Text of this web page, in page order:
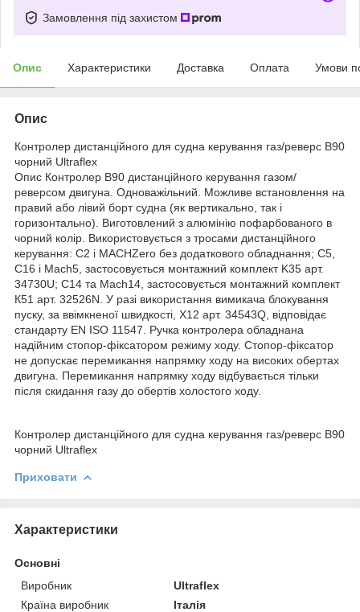
Замовлення під захистом
Опис Характеристики Доставка Оплата Умови
Опис
Контролер дистанційного для судна керування газ/реверс B90
чорний Ultraflex
Опис Контролер B90 дистанційного керування газом/
реверсом двигуна. Одноважільний. Можливе встановлення на
правий або лівий борт судна (як вертикально, так і
горизонтально). Виготовлений з алюмінію пофарбованого в
чорний колір. Використовується з тросами дистанційного
керування: C2 і MACHZero без додаткового обладнання; С5,
C16 і Mach5, застосовується монтажний комплект K35 арт.
34730U; С14 та Mach14, застосовується монтажний комплект
К51 арт. 32526N. У разі використання вимикача блокування
пуску, за ввімкненої швидкості, X12 арт. 34543Q, відповідає
стандарту EN ISO 11547. Ручка контролера обладнана
надійним стопор-фіксатором режиму ходу. Стопор-фіксатор
не допускає перемикання напрямку ходу на високих обертах
двигуна. Перемикання напрямку ходу відбувається тільки
після скидання газу до обертів холостого ходу.
Контролер дистанційного для судна керування газ/реверс B90
чорний Ultraflex
Приховати
Характеристики
Основні
Виробник
Ultraflex
Країна виробник
Італія